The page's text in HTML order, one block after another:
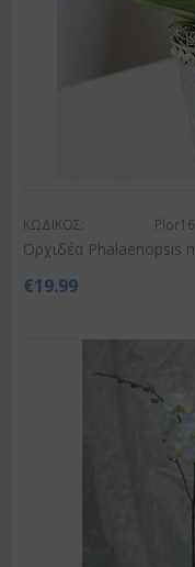
ΚΩΔΙΚΟΣ: Plor16
Ορχιδέα Phalaenopsis
€19.99